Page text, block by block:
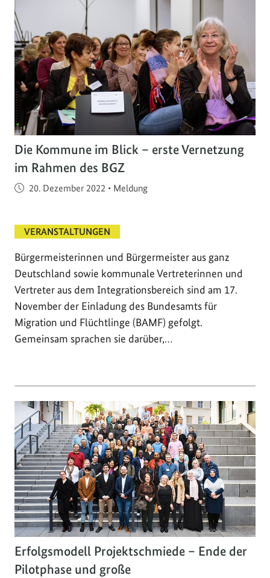
Die Kommune im Blick – erste Vernetzung
im Rahmen des BGZ
Veröffentlicht am
20. Dezember 2022 • Meldung
VERANSTALTUNGEN
Bürgermeisterinnen und Bürgermeister aus ganz
Deutschland sowie kommunale Vertreterinnen und
Vertreter aus dem Integrationsbereich sind am 17.
November der Einladung des Bundesamts für
Migration und Flüchtlinge (BAMF) gefolgt.
Gemeinsam sprachen sie darüber,…
Erfolgsmodell Projektschmiede – Ende der
Pilotphase und große